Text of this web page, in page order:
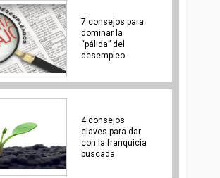
7 consejos para
dominar la
“pálida” del
desempleo.
4 consejos
claves para dar
con la franquicia
buscada